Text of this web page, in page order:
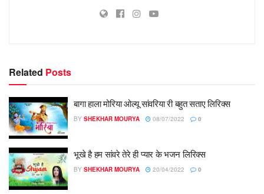
Related Posts
बागा हाला मोरिया ओल्यू सांवरिया री बहुत सताए लिरिक्स
BY SHEKHAR MOURYA 08/07/2022 0
भूखे है हम सांवरे तेरे ही प्यार के भजन लिरिक्स
BY SHEKHAR MOURYA 20/04/2022 0